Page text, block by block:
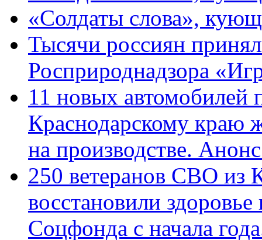
«Солдаты слова»,
Тысячи россиян
Росприроднадзора
11 новых автомобилей
Краснодарскому краю
на производстве.
250 ветеранов СВО из
восстановили
Соцфонда с начала